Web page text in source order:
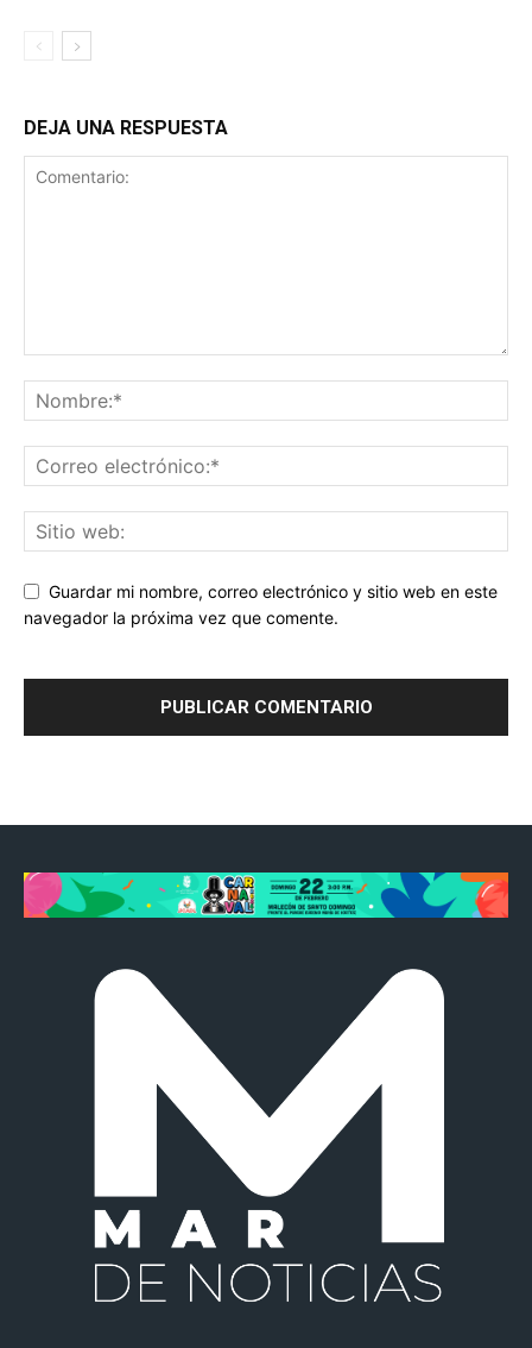
DEJA UNA RESPUESTA
Guardar mi nombre, correo electrónico y sitio web en este
navegador la próxima vez que comente.